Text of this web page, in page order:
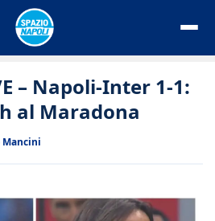
– Napoli-Inter 1-1:
al Maradona